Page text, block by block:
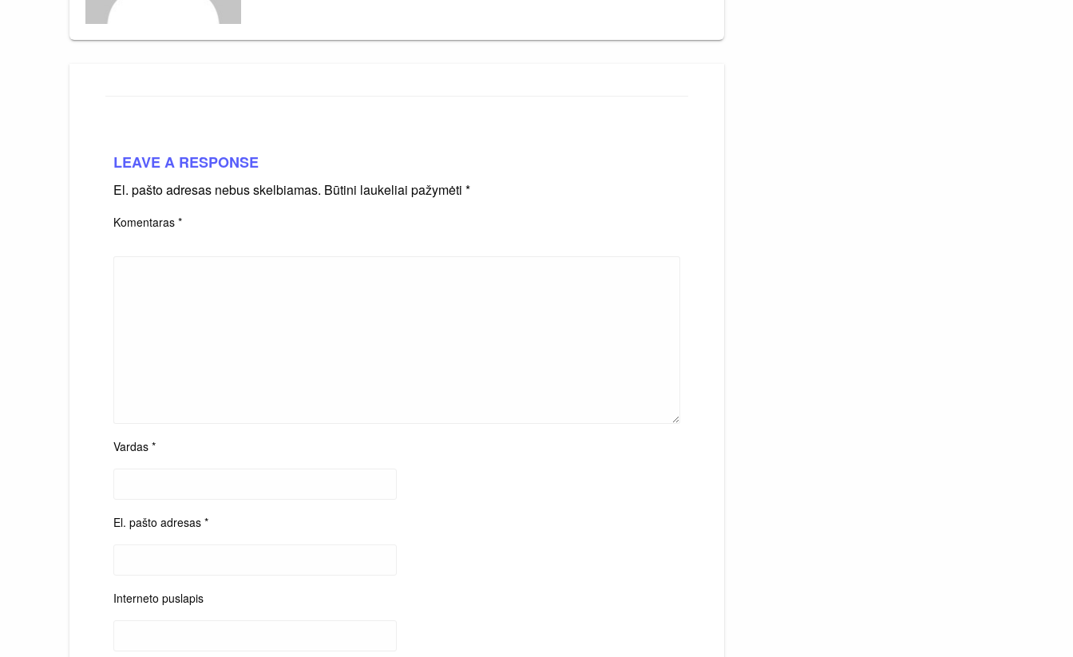
LEAVE A RESPONSE
El. pašto adresas nebus skelbiamas. Būtini laukeliai pažymėti *
Komentaras *
Vardas *
El. pašto adresas *
Interneto puslapis